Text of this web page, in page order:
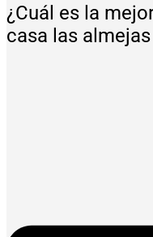
¿Cuál es la
casa las